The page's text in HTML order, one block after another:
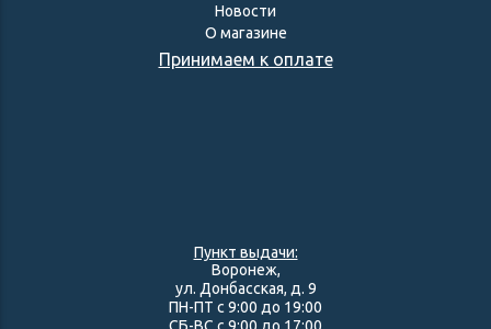
Новости
О магазине
Принимаем к оплате
Пункт выдачи:
Воронеж,
ул. Донбасская, д. 9
ПН-ПТ с 9:00 до 19:00